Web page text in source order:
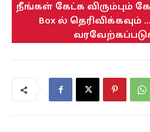
நீங்கள் கேட்க விரும்பும்
Box ல்